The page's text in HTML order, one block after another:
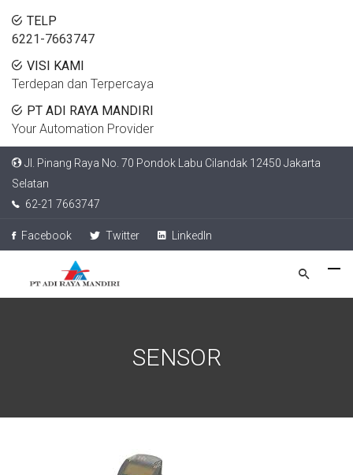
TELP
6221-7663747
VISI KAMI
Terdepan dan Terpercaya
PT ADI RAYA MANDIRI
Your Automation Provider
Jl. Pinang Raya No. 70 Pondok Labu Cilandak 12450 Jakarta
Selatan
62-21 7663747
Facebook Twitter LinkedIn
SENSOR